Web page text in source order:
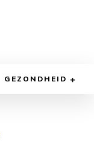
GEZONDHEID